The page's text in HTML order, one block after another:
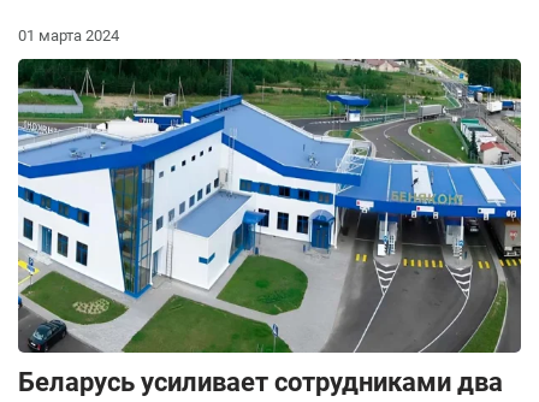
01 марта 2024
Беларусь усиливает сотрудниками два